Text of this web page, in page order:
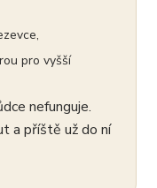
pro vyšší
nefunguje.
a příště už do ní